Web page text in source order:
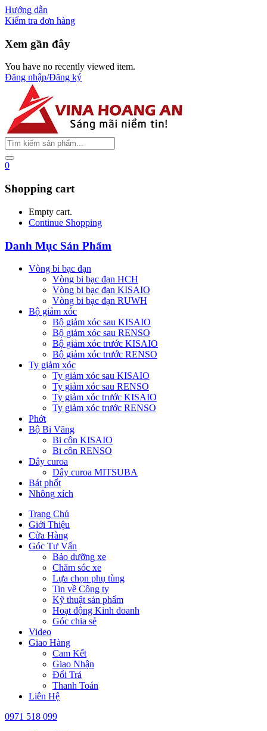
Hướng dẫn
Kiểm tra đơn hàng
Xem gần đây
You have no recently viewed item.
Đăng nhập/Đăng ký
0
Shopping cart
Empty cart.
Continue Shopping
Danh Mục Sản Phẩm
Vòng bi bạc đạn
Vòng bi bạc đạn HCH
Vòng bi bạc đạn KISAIO
Vòng bi bạc đạn RUWH
Bộ giảm xóc
Bộ giảm xóc sau KISAIO
Bộ giảm xóc sau RENSO
Bộ giảm xóc trước KISAIO
Bộ giảm xóc trước RENSO
Ty giảm xóc
Ty giảm xóc sau KISAIO
Ty giảm xóc sau RENSO
Ty giảm xóc trước KISAIO
Ty giảm xóc trước RENSO
Phớt
Bộ Bi Văng
Bi côn KISAIO
Bi côn RENSO
Dây curoa
Dây curoa MITSUBA
Bát phốt
Nhông xích
Trang Chủ
Giới Thiệu
Cửa Hàng
Góc Tư Vấn
Bảo dưỡng xe
Chăm sóc xe
Lựa chọn phụ tùng
Tin về Công ty
Kỹ thuật sản phẩm
Hoạt động Kinh doanh
Góc chia sẻ
Video
Giao Hàng
Cam Kết
Giao Nhận
Đổi Trả
Thanh Toán
Liên Hệ
0971 518 099